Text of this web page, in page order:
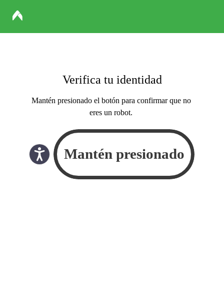
Verifica tu identidad
Mantén presionado el botón para confirmar que no
eres un robot.